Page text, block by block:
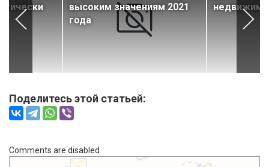
высоким значениям 2021
года
Поделитесь этой статьей:
Comments are disabled